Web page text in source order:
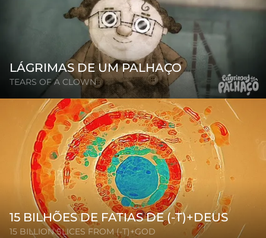
LÁGRIMAS DE UM PALHAÇO
TEARS OF A CLOWN
15 BILHÕES DE FATIAS DE (-T)+DEUS
15 BILLION SLICES FROM (-T)+GOD